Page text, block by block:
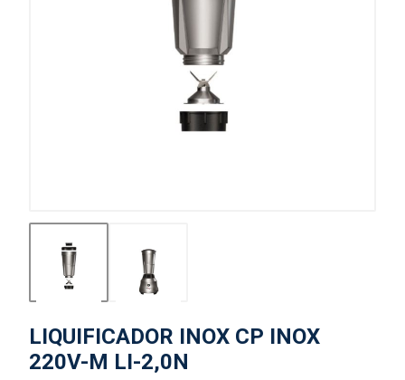
LIQUIFICADOR INOX CP INOX
220V-M LI-2,0N